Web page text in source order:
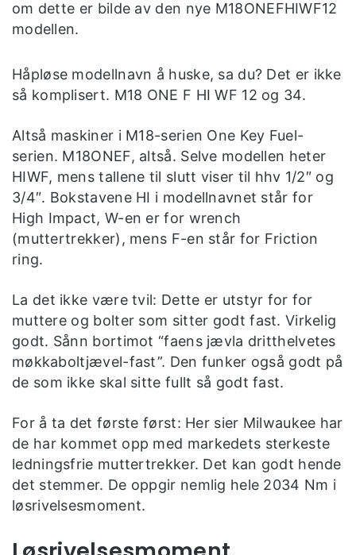
om dette er bilde av den nye M18ONEFHIWF12
modellen.
Håpløse modellnavn å huske, sa du? Det er ikke
så komplisert. M18 ONE F HI WF 12 og 34.
Altså maskiner i M18-serien One Key Fuel-
serien. M18ONEF, altså. Selve modellen heter
HIWF, mens tallene til slutt viser til hhv 1/2″ og
3/4″. Bokstavene HI i modellnavnet står for
High Impact, W-en er for wrench
(muttertrekker), mens F-en står for Friction
ring.
La det ikke være tvil: Dette er utstyr for for
muttere og bolter som sitter godt fast. Virkelig
godt. Sånn bortimot “faens jævla dritthelvetes
møkkaboltjævel-fast”. Den funker også godt på
de som ikke skal sitte fullt så godt fast.
For å ta det første først: Her sier Milwaukee har
de har kommet opp med markedets sterkeste
ledningsfrie muttertrekker. Det kan godt hende
det stemmer. De oppgir nemlig hele 2034 Nm i
løsrivelsesmoment.